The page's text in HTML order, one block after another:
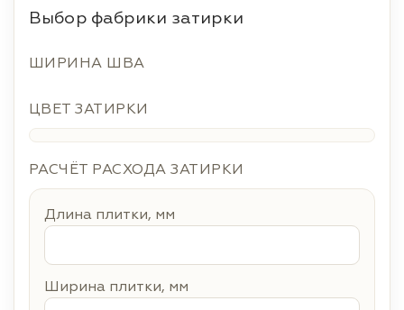
Выбор фабрики затирки
ШИРИНА ШВА
ЦВЕТ ЗАТИРКИ
РАСЧЁТ РАСХОДА ЗАТИРКИ
Длина плитки, мм
Ширина плитки, мм